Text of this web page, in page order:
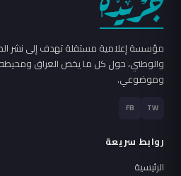
مؤسسة إعلامية مستقلة تهدف إلى نشر
والوطني، حول كل ما يخص العراق
وموضوعي.
TW
FB
روابط سريعة
الرئيسية